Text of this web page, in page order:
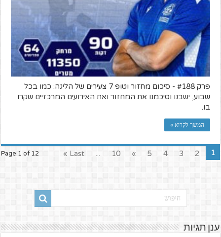
פרק #188 - סיכום מחזור וטופ 7 צעירים של הליגה: כמו בכל
שבוע, ישבנו וסיכמנו את המחזור ואת האירועים המרכזיים שקרו
בו.
המשך לקרוא »
Page 1 of 12 1
2
3
4
5
»
10
...
Last »
ענן תגיות